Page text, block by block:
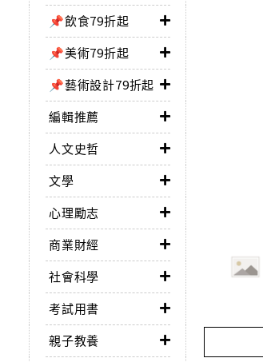
📌飲食79折起
📌美術79折起
📌藝術設計79折起
編輯推薦
人文史哲
文學
心理勵志
商業財經
社會科學
考試用書
親子教養